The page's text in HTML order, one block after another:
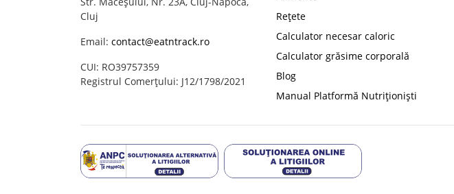
Cluj
Email: contact@eatntrack.ro
CUI: RO39757359
Registrul Comerțului: J12/1798/2021
Rețete
Calculator necesar caloric
Calculator grăsime corporală
Blog
Manual Platformă Nutriționiști